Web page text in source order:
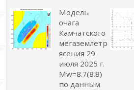
Модель
очага
Камчатского
мегаземлетр
ясения 29
июля 2025 г.
Mw=8.7(8.8)
по данным